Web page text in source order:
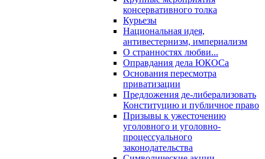
консервативного толка
Курьезы
Национальная идея,
антивестернизм, империализм
О странностях любви...
Оправдания дела ЮКОСа
Основания пересмотра
приватизации
Предложения де-либерализовать
Конституцию и публичное право
Призывы к ужесточению
уголовного и уголовно-
процессуального
законодательства